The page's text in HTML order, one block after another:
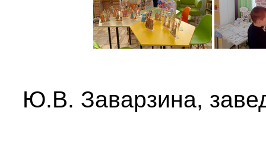
Ю.В. Заварзина,